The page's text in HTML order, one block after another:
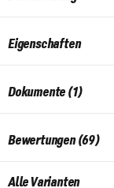
Eigenschaften
Dokumente (1)
Bewertungen (69)
Alle Varianten